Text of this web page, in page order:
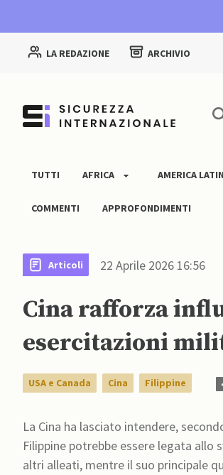
LA REDAZIONE ARCHIVIO
TUTTI AFRICA AMERICA
COMMENTI APPROFONDIMENTI
Articoli 22 Aprile 2026 16:56
Cina rafforza
esercitazioni
USA e Canada Cina Filippine
La Cina ha lasciato intendere,
Filippine potrebbe essere legata
altri alleati, mentre il suo principale